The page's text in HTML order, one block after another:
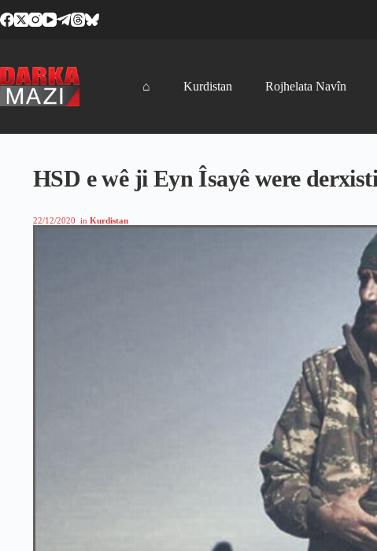
to
⌂ Kurdistan Rojhelata Navîn
HSD e wê ji Eyn Îsayê were
22/12/2020 in Kurdistan